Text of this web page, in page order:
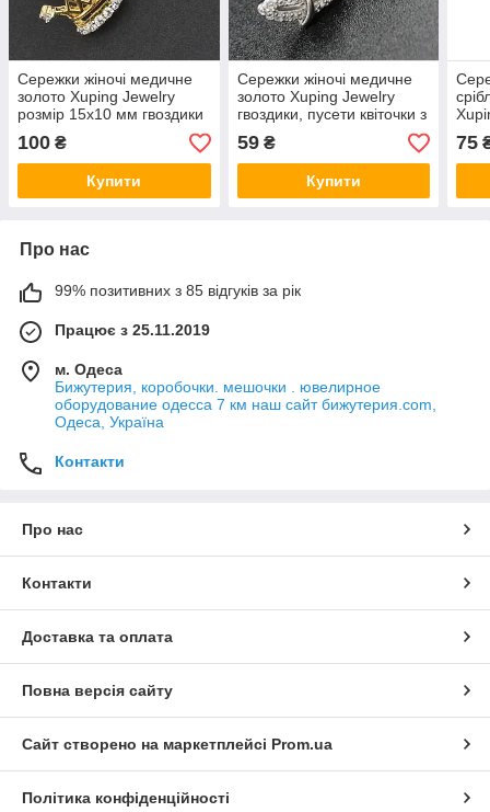
Сережки жіночі медичне
золото Xuping Jewelry
розмір 15х10 мм гвоздики
пузети корона з фіанітами
24K
100 ₴
Купити
Сережки жіночі медичне
золото Xuping Jewelry
гвоздики, пусети квіточки з
кристалами 24K
59₴
Купити
75
Про нас
99% позитивних з 85 відгуків за рік
Працює з 25.11.2019
м. Одеса
Бижутерия, коробочки. мешочки . ювелирное
оборудование одесса 7 км наш сайт бижутерия.com,
Одеса, Україна
Контакти
Про нас
Контакти
Доставка та оплата
Повна версія сайту
Сайт створено на маркетплейсі Prom.ua
Політика конфіденційності